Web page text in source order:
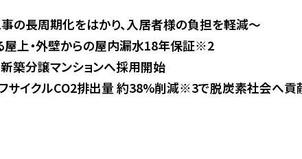
の長周期化をはかり、入居者様の負担を軽減～
上・外壁からの屋内漏水18年保証※2
築分譲マンションへ採用開始
サイクルCO2排出量 約38%削減※3で脱炭素社会へ貢